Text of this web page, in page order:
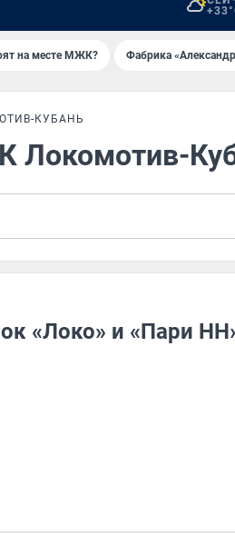
на месте МЖК? Фабрика
КУБАНЬ
Локомотив-
«Локо» и «Пари